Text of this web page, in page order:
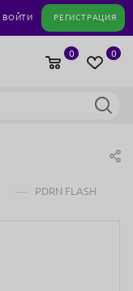
ВОЙТИ РЕГИСТРАЦИЯ
0
0
— PDRN FLASH